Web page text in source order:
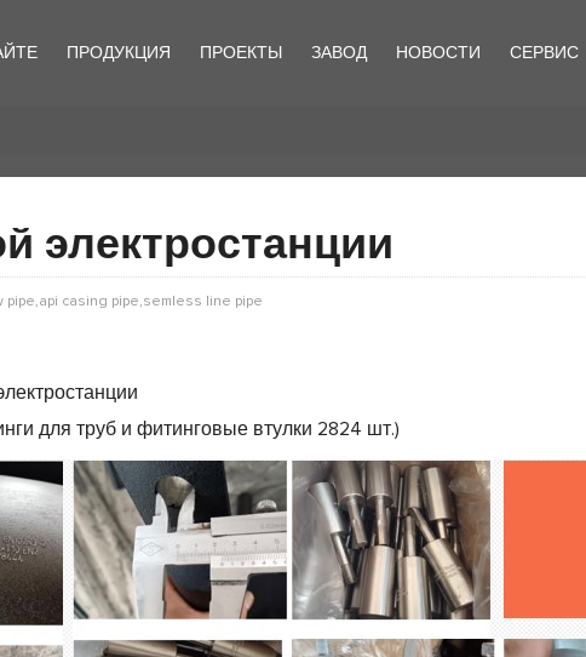
ПРОДУКЦИЯ ПРОЕКТЫ ЗАВОД НОВОСТИ СЕРВИС
электростанции
pipe,api casing pipe,semless line pipe
для труб и фитинговые втулки 2824 шт.)